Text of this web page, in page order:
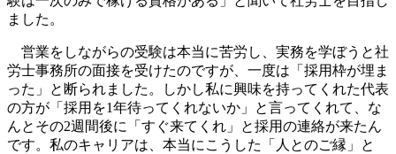
ました。
営業をしながらの受験は本当に苦労し、実務を学ぼうと社
労士事務所の面接を受けたのですが、一度は「採用枠が埋ま
った」と断られました。しかし私に興味を持ってくれた代表
の方が「採用を1年待ってくれないか」と言ってくれて、な
んとその2週間後に「すぐ来てくれ」と採用の連絡が来たん
です。私のキャリアは、本当にこうした「人とのご縁」と